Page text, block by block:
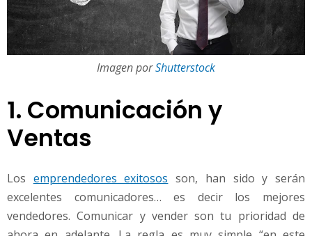
Imagen porShutterstock
1. Comunicación y
Ventas
Los emprendedores exitosos son, han sido y serán
excelentes comunicadores… es decir los mejores
vendedores. Comunicar y vender son tu prioridad de